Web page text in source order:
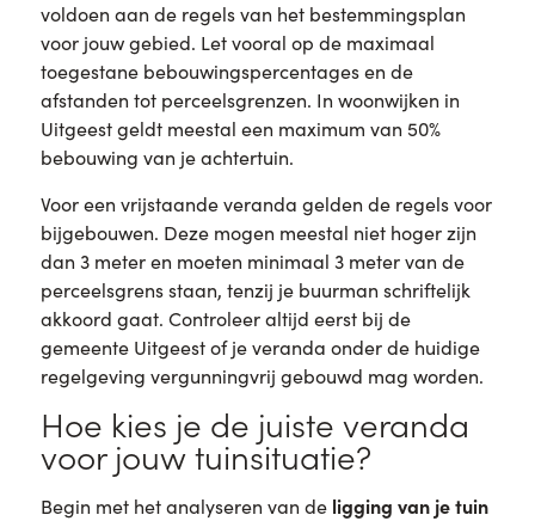
voldoen aan de regels van het bestemmingsplan
voor jouw gebied. Let vooral op de maximaal
toegestane bebouwingspercentages en de
afstanden tot perceelsgrenzen. In woonwijken in
Uitgeest geldt meestal een maximum van 50%
bebouwing van je achtertuin.
Voor een vrijstaande veranda gelden de regels voor
bijgebouwen. Deze mogen meestal niet hoger zijn
dan 3 meter en moeten minimaal 3 meter van de
perceelsgrens staan, tenzij je buurman schriftelijk
akkoord gaat. Controleer altijd eerst bij de
gemeente Uitgeest of je veranda onder de huidige
regelgeving vergunningvrij gebouwd mag worden.
Hoe kies je de juiste veranda
voor jouw tuinsituatie?
Begin met het analyseren van de ligging van je tuin